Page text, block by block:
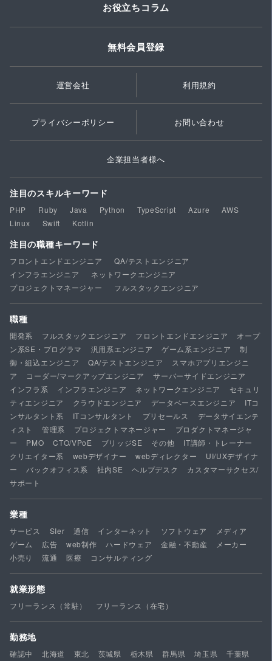
お役立ちコラム
無料会員登録
運営会社 利用規約
プライバシーポリシー お問い合わせ
企業担当者様へ
注目のスキルキーワード
PHP Ruby Java Python TypeScript Azure
AWS
Linux
Swift Kotlin
注目の職種キーワード
フロントエンドエンジニア
QA/テストエンジニア
インフラエンジニア
ネットワークエンジニア
プロジェクトマネージャー
フルスタックエンジニア
職種
開発系 フルスタックエンジニア フロントエンドエンジニア
オープ
ン系SE・プログラマ
汎用系エンジニア ゲーム系エンジニア
制
御・組込エンジニア
QA/テストエンジニア
スマホアプリエンジニ
ア
コーダー/マークアップエンジニア
サーバーサイドエンジニア
インフラ系
インフラエンジニア ネットワークエンジニア
セキュリ
ティエンジニア
クラウドエンジニア データベースエンジニア
ITコ
ンサルタント系
ITコンサルタント プリセールス
データサイエンテ
ィスト
管理系 プロジェクトマネージャー
プロダクトマネージャ
ー
PMO CTO/VPoE ブリッジSE その他
IT講師・トレーナー
クリエイター系
webデザイナー webディレクター
UI/UXデザイナ
ー
バックオフィス系 社内SE ヘルプデスク
カスタマーサクセス/
サポート
業種
サービス SIer 通信 インターネット ソフトウェア
メディア
ゲーム
広告 web制作 ハードウェア 金融・不動産
メーカー
小売り
流通 医療 コンサルティング
就業形態
フリーランス（常駐） フリーランス（在宅）
勤務地
確認中 北海道 東北 茨城県 栃木県 群馬県 埼玉県
千葉県